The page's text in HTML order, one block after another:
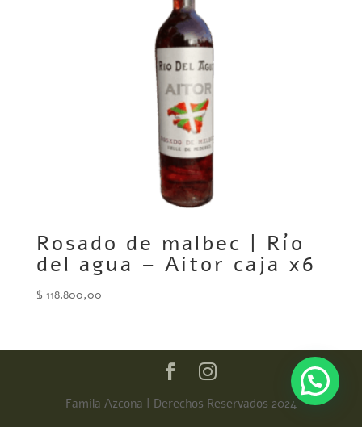
Rosado de malbec | Río
del agua – Aitor caja x6
$ 118.800,00
Famila Azcona | Derechos Reservados 2024